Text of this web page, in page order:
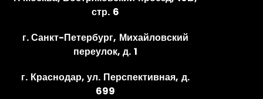
стр. 6
г. Санкт-Петербург, Михайловский
переулок, д. 1
г. Краснодар, ул. Перспективная, д.
699